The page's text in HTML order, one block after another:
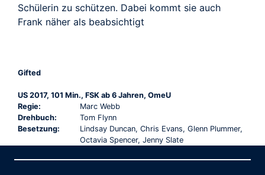
Schülerin zu schützen. Dabei kommt sie auch
Frank näher als beabsichtigt
Gifted
US 2017, 101 Min., FSK ab 6 Jahren, OmeU
Regie:
Marc Webb
Drehbuch:
Tom Flynn
Besetzung:
Lindsay Duncan, Chris Evans, Glenn Plummer,
Octavia Spencer, Jenny Slate